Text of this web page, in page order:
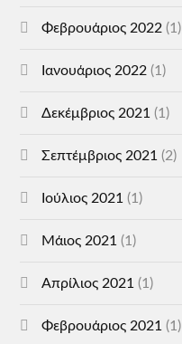
Φεβρουάριος 2022 (1)
Ιανουάριος 2022 (1)
Δεκέμβριος 2021 (1)
Σεπτέμβριος 2021 (2)
Ιούλιος 2021 (1)
Μάιος 2021 (1)
Απρίλιος 2021 (1)
Φεβρουάριος 2021 (1)